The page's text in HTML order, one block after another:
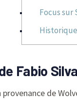
Focus sur
Fabio
provenance de